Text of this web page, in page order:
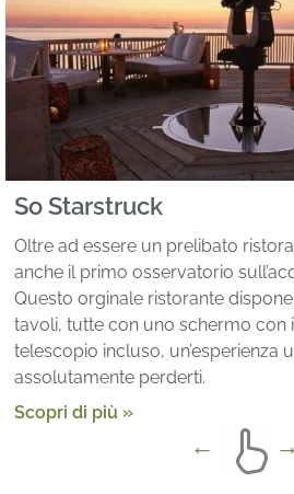
So Starstruck
Oltre ad essere un prelibato
anche il primo osservatorio
Questo orginale ristorante
tavoli, tutte con uno schermo con
telescopio incluso, un’esperienza
assolutamente perderti.
Scopri di più »